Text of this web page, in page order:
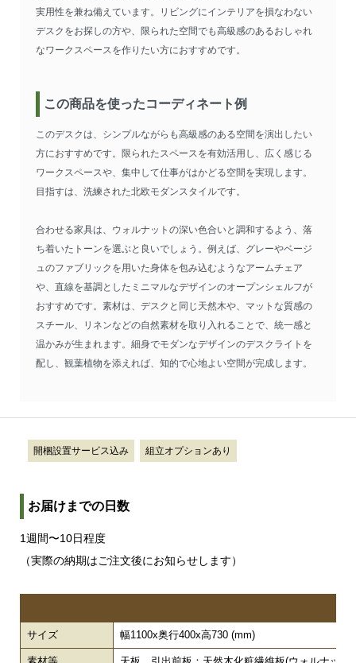
実用性を兼ね備えています。リビングにインテリアを損なわない
デスクをお探しの方や、限られた空間でも高級感のあるおしゃれ
なワークスペースを作りたい方におすすめです。
この商品を使ったコーディネート例
このデスクは、シンプルながらも高級感のある空間を演出したい
方におすすめです。限られたスペースを有効活用し、広く感じる
ワークスペースや、集中して仕事がはかどる空間を実現します。
目指すは、洗練された北欧モダンスタイルです。
合わせる家具は、ウォルナットの深い色合いと調和するよう、落
ち着いたトーンを選ぶと良いでしょう。例えば、グレーやベージ
ュのファブリックを用いた身体を包み込むようなアームチェア
や、直線を基調としたミニマルなデザインのオープンシェルフが
おすすめです。素材は、デスクと同じ天然木や、マットな質感の
スチール、リネンなどの自然素材を取り入れることで、統一感と
温かみが生まれます。細身でモダンなデザインのデスクライトを
配し、観葉植物を添えれば、知的で心地よい空間が完成します。
開梱設置サービス込み 組立オプションあり
お届けまでの日数
1週間〜10日程度
（実際の納期はご注文後にお知らせします）
サイズ 幅1100x奥行400x高730 (mm)